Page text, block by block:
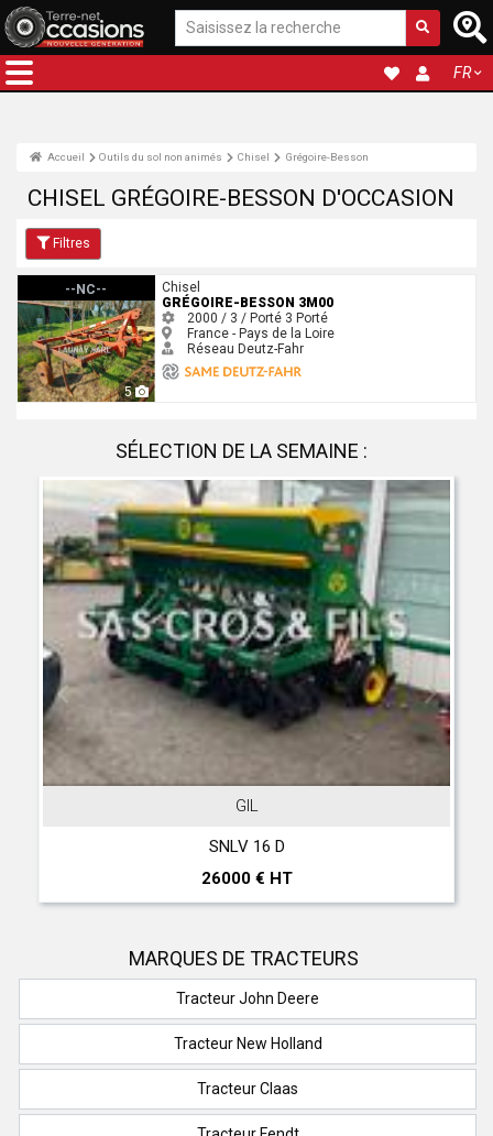
FR
Accueil Outils du sol non animés Chisel Grégoire-Besson
CHISEL GRÉGOIRE-BESSON D'OCCASION
Filtres
--NC--
5
Grégoire-Besson 3m00
Chisel
GRÉGOIRE-BESSON 3M00
2000 / 3 / Porté 3 Porté
France - Pays de la Loire
Réseau Deutz-Fahr
SÉLECTION DE LA SEMAINE :
GIL
SNLV 16 D
26000 € HT
MARQUES DE TRACTEURS
Tracteur John Deere
Tracteur New Holland
Tracteur Claas